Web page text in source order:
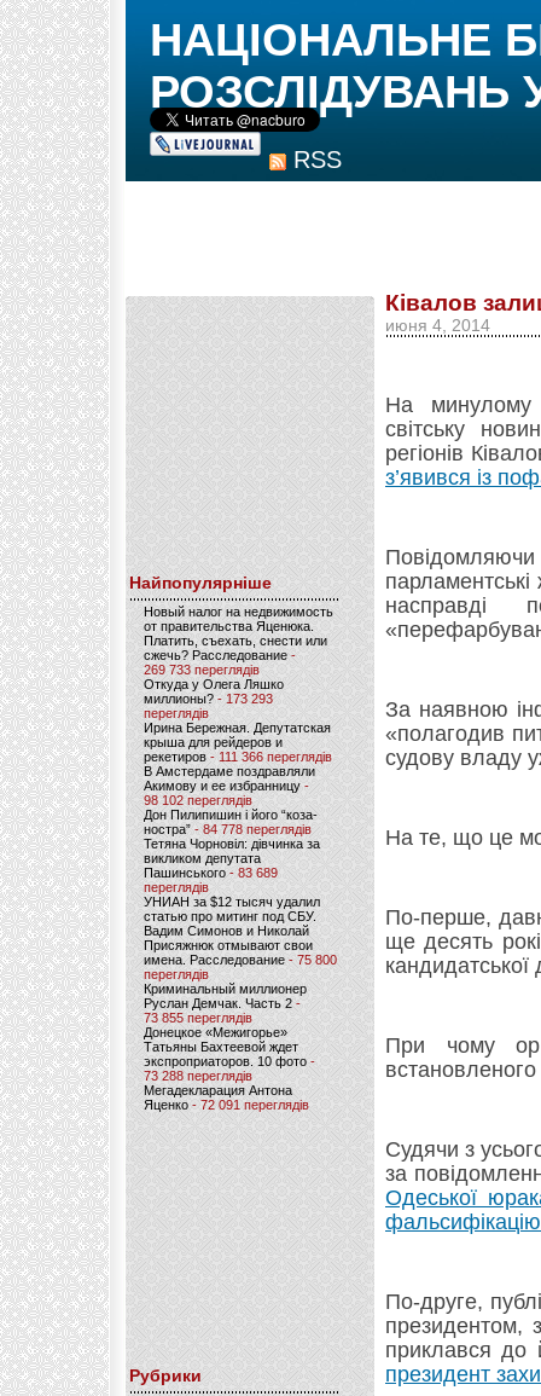
RSS
НАЦІОНАЛЬНЕ
РОЗСЛІДУВАНЬ
Найпопулярніше
Новый налог на недвижимость
от правительства Яценюка.
Платить, съехать, снести или
сжечь? Расследование-
269 733 переглядів
Откуда у Олега Ляшко
миллионы? - 173 293
переглядів
Ирина Бережная. Депутатская
крыша для рейдеров и
рекетиров - 111 366 переглядів
В Амстердаме поздравляли
Акимову и ее избранницу -
98 102 переглядів
Дон Пилипишин і його “коза-
ностра” - 84 778 переглядів
Тетяна Чорновіл: дівчинка за
викликом депутата
Пашинського- 83 689
переглядів
УНИАН за $12 тысяч удалил
статью про митинг под СБУ.
Вадим Симонов и Николай
Присяжнюк отмывают свои
имена. Расследование - 75 800
переглядів
Криминальный миллионер
Руслан Демчак. Часть 2-
73 855 переглядів
Донецкое «Межигорье»
Татьяны Бахтеевой ждет
экспроприаторов. 10 фото -
73 288 переглядів
Мегадекларация Антона
Яценко - 72 091 переглядів
Рубрики
Ківалов
июня 4, 2014
На минулому
світську
регіонів
з’явився із
насправді
За наявною
«полагодив
судову владу
На те, що це
По-перше,
ще десять
кандидатської
При чому
Судячи з
за
Одеської
По-друге,
президентом,
приклався до
президент